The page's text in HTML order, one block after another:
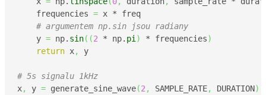
    frequencies
= x * freq
# argumentem np.sin jsou radiany
    y
= np. sin( (2 * np. pi ) * frequencies)
return x, y
# 5s signalu 1kHz
x, y = generate_sine_wave(2 , SAMPLE_RATE, DURATION)